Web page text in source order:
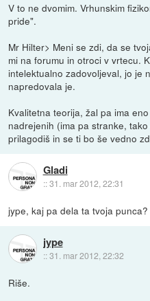
V to ne dvomim. Vrhunskim
pride".
Mr Hilter> Meni se zdi, da se
mi na forumu in otroci v vrtecu.
intelektualno zadovoljeval, jo je
napredovala je.
Kvalitetna teorija, žal pa ima
nadrejenih (ima pa stranke,
prilagodiš in se ti bo še vedno
Gladi
::31. mar 2012, 22:31
jype, kaj pa dela ta tvoja punca?
jype
::31. mar 2012, 22:32
Riše.